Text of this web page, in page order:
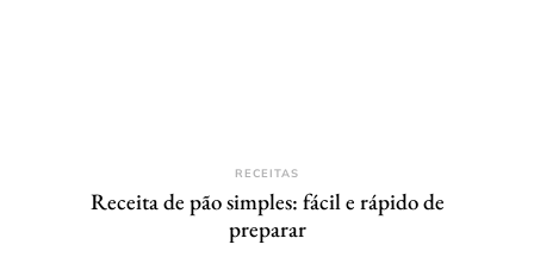
RECEITAS
Receita de pão simples: fácil e rápido de
preparar